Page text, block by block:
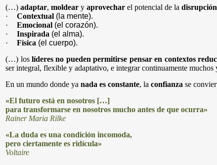
(…)adaptar,moldear yaprovechar el potencial de ladisrupción
·
Contextual (la mente).
·
Emocional (el corazón).
·
Inspirada (el alma).
·
Física (el cuerpo).
(…) loslíderes no pueden permitirse pensar en contextos
ser integral, flexible y adaptativo, e integrar continuamente muchos
En un mundo donde yanada es constante, laconfianza se
«El futuro está en nosotros […]
para transformarse en nosotros mucho antes de que ocurra»
Rainer Maria Rilke
«La duda es una condición incomoda,
pero ciertamente es ridícula»
Voltaire